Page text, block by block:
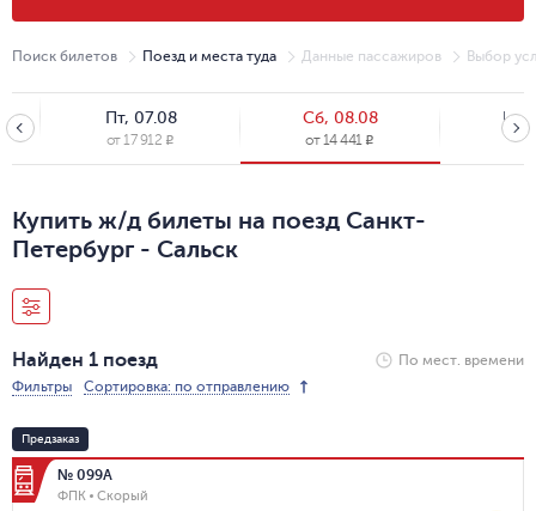
Поиск билетов Поезд и места туда Данные пассажиров Выбор
Пт, 07.08
от17 912 R
Сб, 08.08
от 14 441 R
Вс,
от
Купить ж/д билеты на поезд Санкт-
Петербург - Сальск
Найден 1 поезд
По мест. времени
Фильтры
Сортировка: по отправлению
Предзаказ
№ 099А
ФПК
Скорый